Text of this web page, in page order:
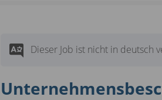
Dieser Job ist nicht in deutsch